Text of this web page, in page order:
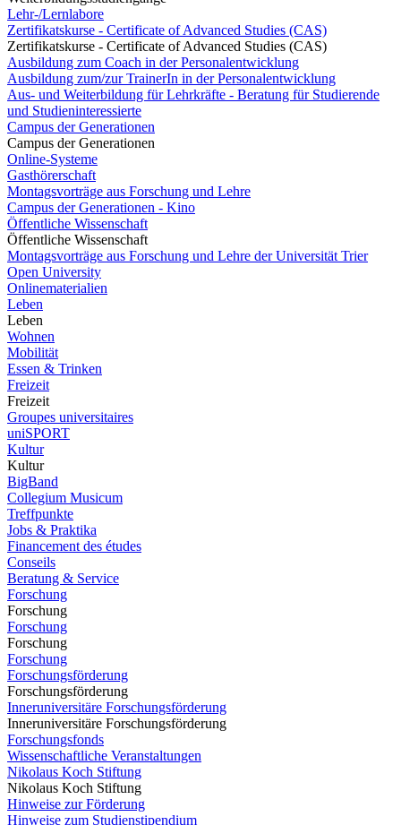
Lehr-/Lernlabore
Zertifikatskurse - Certificate of Advanced Studies (CAS)
Zertifikatskurse - Certificate of Advanced Studies (CAS)
Ausbildung zum Coach in der Personalentwicklung
Ausbildung zum/zur TrainerIn in der Personalentwicklung
Aus- und Weiterbildung für Lehrkräfte - Beratung für Studierende
und Studieninteressierte
Campus der Generationen
Campus der Generationen
Online-Systeme
Gasthörerschaft
Montagsvorträge aus Forschung und Lehre
Campus der Generationen - Kino
Öffentliche Wissenschaft
Öffentliche Wissenschaft
Montagsvorträge aus Forschung und Lehre der Universität Trier
Open University
Onlinematerialien
Leben
Leben
Wohnen
Mobilität
Essen & Trinken
Freizeit
Freizeit
Groupes universitaires
uniSPORT
Kultur
Kultur
BigBand
Collegium Musicum
Treffpunkte
Jobs & Praktika
Financement des études
Conseils
Beratung & Service
Forschung
Forschung
Forschung
Forschung
Forschung
Forschungsförderung
Forschungsförderung
Inneruniversitäre Forschungsförderung
Inneruniversitäre Forschungsförderung
Forschungsfonds
Wissenschaftliche Veranstaltungen
Nikolaus Koch Stiftung
Nikolaus Koch Stiftung
Hinweise zur Förderung
Hinweise zum Studienstipendium